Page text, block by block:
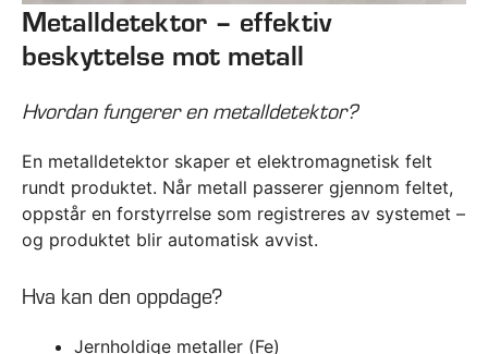
Metalldetektor – effektiv
beskyttelse mot metall
​Hvordan fungerer en metalldetektor?
En metalldetektor skaper et elektromagnetisk felt
rundt produktet. Når metall passerer gjennom feltet,
oppstår en forstyrrelse som registreres av systemet –
og produktet blir automatisk avvist.
Hva kan den oppdage?
Jernholdige metaller (Fe)